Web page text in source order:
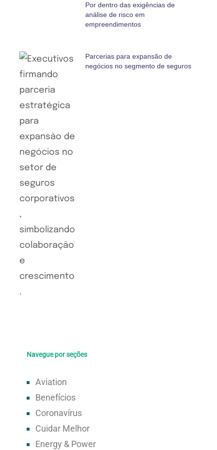
Por dentro das exigências de
análise de risco em
empreendimentos
Parcerias para expansão de
negócios no segmento de seguros
Navegue por seções
Aviation
Benefícios
Coronavírus
Cuidar Melhor
Energy & Power